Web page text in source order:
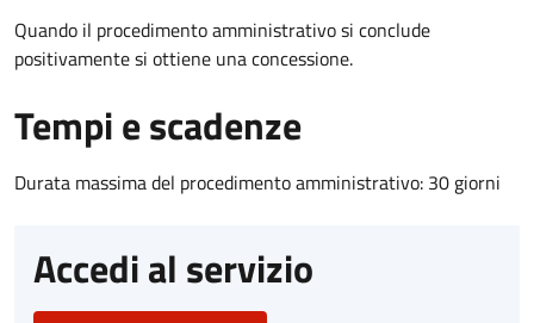
Quando il procedimento amministrativo si conclude
positivamente si ottiene una concessione.
Tempi e scadenze
Durata massima del procedimento amministrativo: 30 giorni
Accedi al servizio